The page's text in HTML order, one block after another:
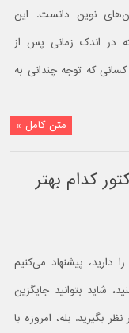
نوین دانست. این
در اندک زمانی پس از
که توجه چندانی به
متن کامل »
کدام بهتر
دارید، پیشنهاد می‌کنیم
شاید بتوانید جایگزین
بگیرید. بله، امروزه با